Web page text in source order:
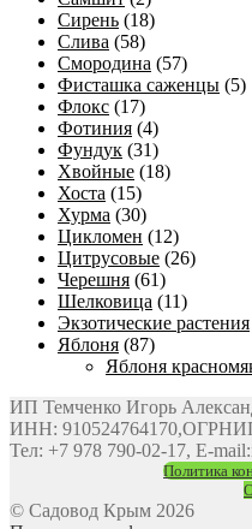
Сирень (18)
Слива (58)
Смородина (57)
Фисташка саженцы (5)
Флокс (17)
Фотиния (4)
Фундук (31)
Хвойные (18)
Хоста (15)
Хурма (30)
Цикломен (12)
Цитрусовые (26)
Черешня (61)
Шелковица (11)
Экзотические растения
Яблоня (87)
Яблоня
ИП Темченко Игорь
ИНН:
Тел: +7 978 790-02-17, E-
Политика
© Садовод Крым 2026